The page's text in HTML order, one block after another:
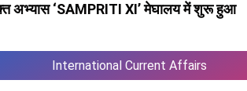
अभ्यास ‘SAMPRITI XI’ मेघालय में शुरू हुआ
International Current Affairs